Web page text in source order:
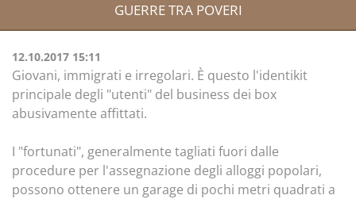
GUERRE TRA POVERI
12.10.2017 15:11
Giovani, immigrati e irregolari. È questo l'identikit
principale degli "utenti" del business dei box
abusivamente affittati.
I "fortunati", generalmente tagliati fuori dalle
procedure per l'assegnazione degli alloggi popolari,
possono ottenere un garage di pochi metri quadrati a